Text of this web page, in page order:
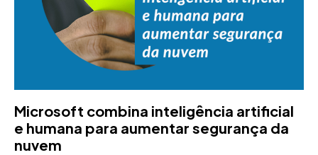
Microsoft combina inteligência artificial
e humana para aumentar segurança da
nuvem